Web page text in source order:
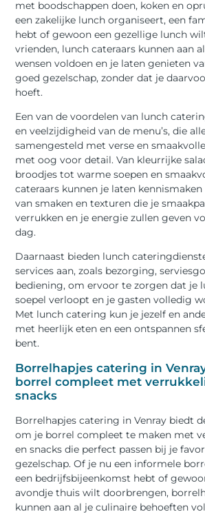
met boodschappen doen, koken en
een zakelijke lunch organiseert, een
hebt of gewoon een gezellige lunch
vrienden, lunch cateraars kunnen aan
wensen voldoen en je laten genieten
goed gezelschap, zonder dat je
hoeft.
Een van de voordelen van lunch
en veelzijdigheid van de menu’s, die
samengesteld met verse en
met oog voor detail. Van kleurrijke
broodjes tot warme soepen en
cateraars kunnen je laten
van smaken en texturen die je
verrukken en je energie zullen geven
dag.
Daarnaast bieden lunch
services aan, zoals bezorging,
bediening, om ervoor te zorgen dat je
soepel verloopt en je gasten volledig
Met lunch catering kun je jezelf en
met heerlijk eten en een ontspannen
bent.
Borrelhapjes catering in
borrel compleet met
snacks
Borrelhapjes catering in Venray biedt
om je borrel compleet te maken met
en snacks die perfect passen bij je
gezelschap. Of je nu een informele
een bedrijfsbijeenkomst hebt of
avondje thuis wilt doorbrengen,
kunnen aan al je culinaire behoeften